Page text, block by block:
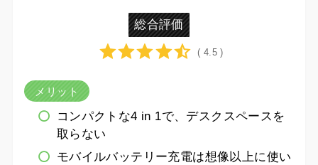
総合評価
( 4.5 )
メリット
コンパクトな4 in 1で、デスクスペースを
取らない
モバイルバッテリー充電は想像以上に使い